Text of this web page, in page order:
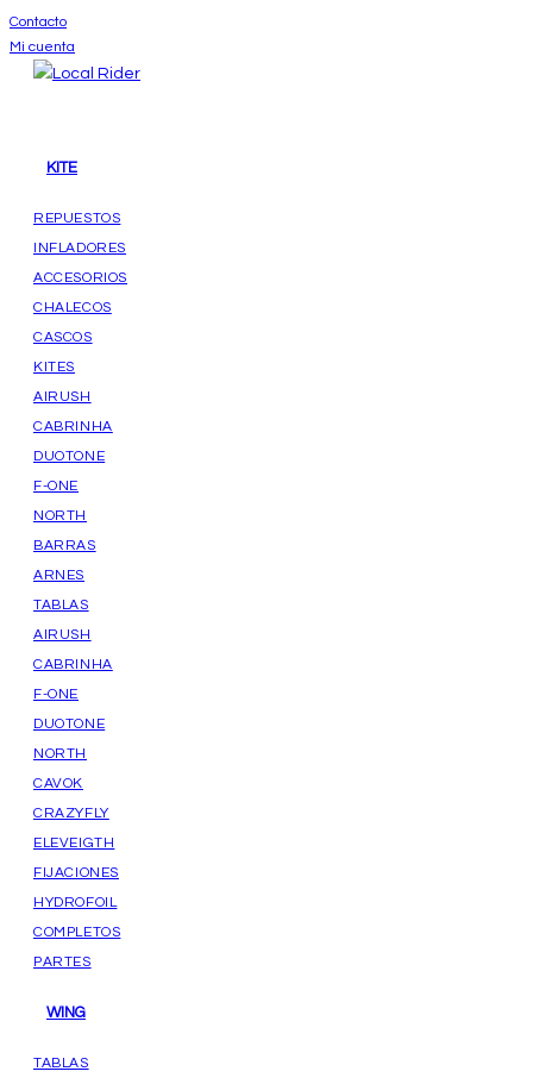
Ir
al
contenido
Contacto
Mi cuenta
KITE
REPUESTOS
INFLADORES
ACCESORIOS
CHALECOS
CASCOS
KITES
AIRUSH
CABRINHA
DUOTONE
F-ONE
NORTH
BARRAS
ARNES
TABLAS
AIRUSH
CABRINHA
F-ONE
DUOTONE
NORTH
CAVOK
CRAZYFLY
ELEVEIGTH
FIJACIONES
HYDROFOIL
COMPLETOS
PARTES
WING
TABLAS